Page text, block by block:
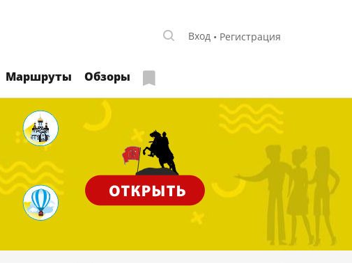
Вход Регистрация
Маршруты Обзоры